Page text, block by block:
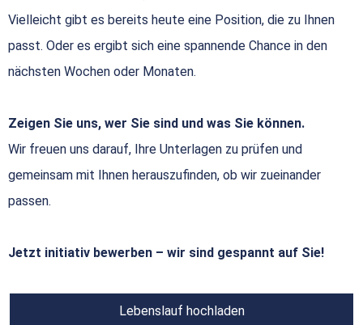
Vielleicht gibt es bereits heute eine Position, die zu Ihnen
passt. Oder es ergibt sich eine spannende Chance in den
nächsten Wochen oder Monaten.
Zeigen Sie uns, wer Sie sind und was Sie können.
Wir freuen uns darauf, Ihre Unterlagen zu prüfen und
gemeinsam mit Ihnen herauszufinden, ob wir zueinander
passen.
Jetzt initiativ bewerben – wir sind gespannt auf Sie!
Lebenslauf hochladen